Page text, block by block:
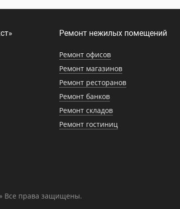
Ремонт нежилых помещений
Ремонт офисов
Ремонт магазинов
Ремонт ресторанов
Ремонт банков
Ремонт складов
Ремонт гостиниц
Все права защищены.